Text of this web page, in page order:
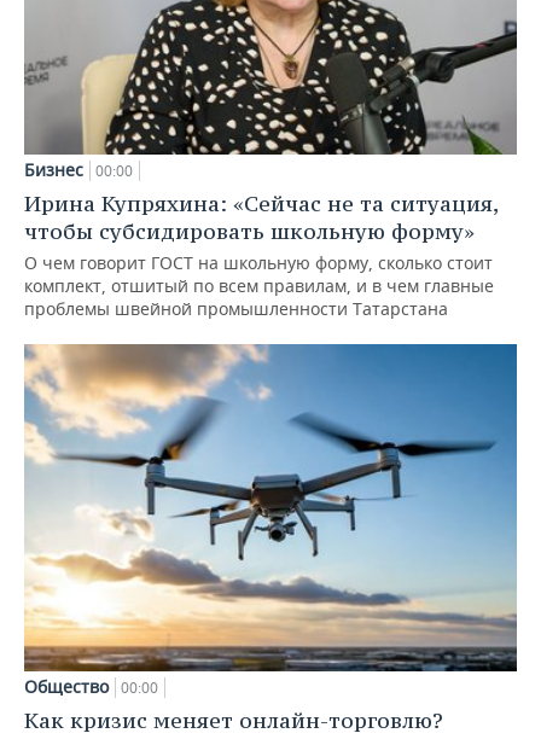
Бизнес 00:00
Ирина Купряхина: «Сейчас не та ситуация,
чтобы субсидировать школьную форму»
О чем говорит ГОСТ на школьную форму, сколько стоит
комплект, отшитый по всем правилам, и в чем главные
проблемы швейной промышленности Татарстана
Общество 00:00
Как кризис меняет онлайн-торговлю?